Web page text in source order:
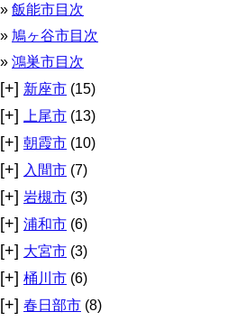
飯能市目次
鳩ヶ谷市目次
鴻巣市目次
[+] 新座市 (15)
[+] 上尾市 (13)
[+] 朝霞市 (10)
[+] 入間市 (7)
[+] 岩槻市 (3)
[+] 浦和市 (6)
[+] 大宮市 (3)
[+] 桶川市 (6)
[+] 春日部市 (8)